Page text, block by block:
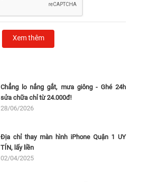
Xem thêm
Chẳng lo nắng gắt, mưa giông - Ghé 24h
sửa chữa chỉ từ 24.000đ!
28/06/2026
Địa chỉ thay màn hình iPhone Quận 1 UY
TÍN, lấy liền
02/04/2025